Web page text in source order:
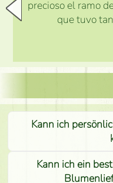
precioso el ramo
que tuvo
Kann ich
Kann ich ein